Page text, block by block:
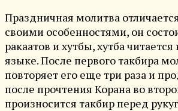
Праздничная молитва
своими особенностями, он
ракаатов и хутбы, хутба
языке. После первого такбира
повторяет его еще три раза и
после прочтения Корана во
произносится такбир перед